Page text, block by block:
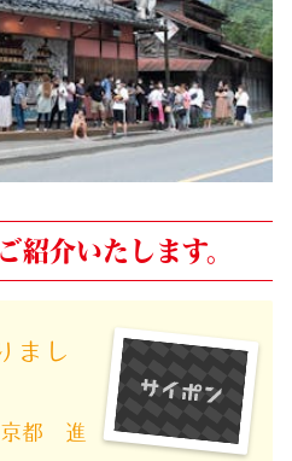
紹介いたします。
まし
進